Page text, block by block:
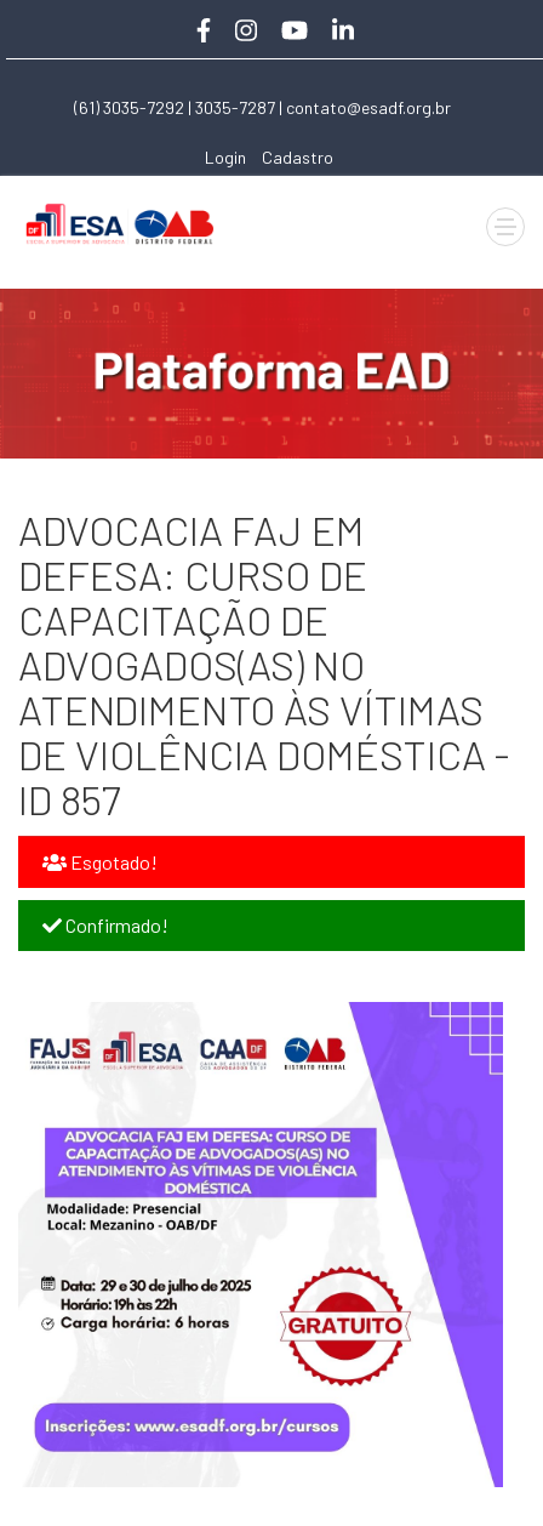
(61) 3035-7292 | 3035-7287 | contato@esadf.org.br
Login Cadastro
ADVOCACIA FAJ EM
DEFESA: CURSO DE
CAPACITAÇÃO DE
ADVOGADOS(AS) NO
ATENDIMENTO ÀS VÍTIMAS
DE VIOLÊNCIA DOMÉSTICA -
ID 857
Esgotado!
Confirmado!